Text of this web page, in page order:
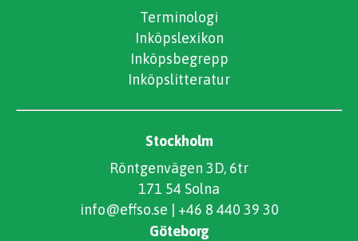
Terminologi
Inköpslexikon
Inköpsbegrepp
Inköpslitteratur
Stockholm
Röntgenvägen 3D, 6tr
171 54 Solna
info@effso.se
+46 8 440 39 30
Göteborg